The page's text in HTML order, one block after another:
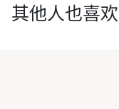
其他人也喜欢